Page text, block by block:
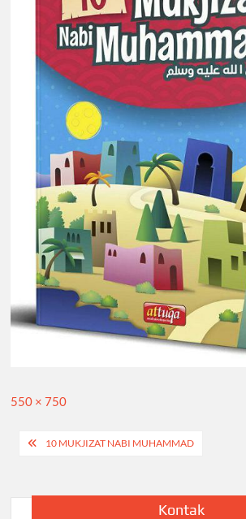
Full
550 × 750
Navigasi
10 MUKJIZAT NABI MUHAMMAD
Kontak